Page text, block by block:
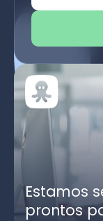
Estamos
prontos